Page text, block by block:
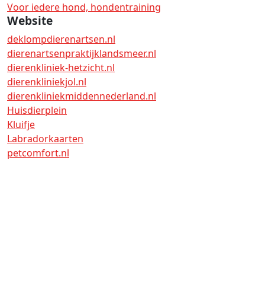
Voor iedere hond, hondentraining
Website
deklompdierenartsen.nl
dierenartsenpraktijklandsmeer.nl
dierenkliniek-hetzicht.nl
dierenkliniekjol.nl
dierenkliniekmiddennederland.nl
Huisdierplein
Kluifje
Labradorkaarten
petcomfort.nl